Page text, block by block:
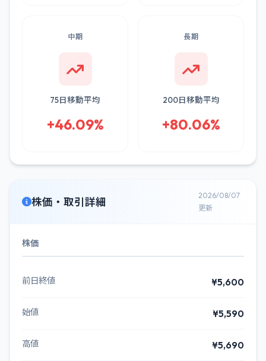
中期
75日移動平均
+46.09%
長期
200日移動平均
+80.06%
株価・取引詳細
2026/08/07
更新
株価
前日終値 ¥5,600
始値 ¥5,590
高値 ¥5,690